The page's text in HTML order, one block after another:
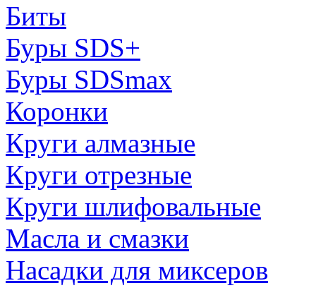
Биты
Буры SDS+
Буры SDSmax
Коронки
Круги алмазные
Круги отрезные
Круги шлифовальные
Масла и смазки
Насадки для миксеров